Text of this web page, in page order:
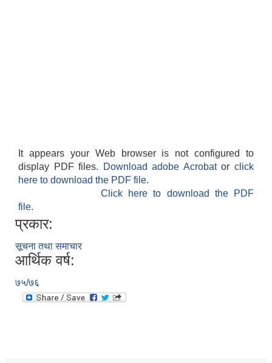
It appears your Web browser is not configured to
display PDF files.
Download adobe Acrobatorclick
here to download the PDF file.
Click here to download the PDF
file.
प्रकार:
सूचना तथा समाचार
आर्थिक वर्ष:
७५/७६